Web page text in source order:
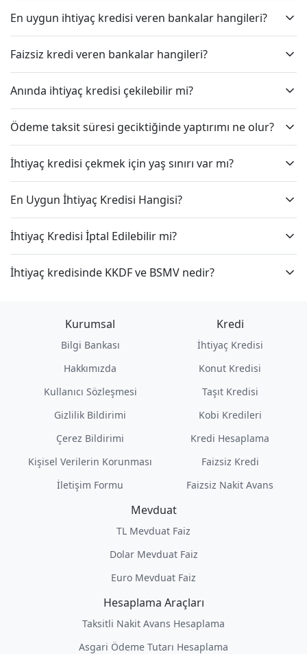
En uygun ihtiyaç kredisi veren bankalar hangileri?
Faizsiz kredi veren bankalar hangileri?
Anında ihtiyaç kredisi çekilebilir mi?
Ödeme taksit süresi geciktiğinde yaptırımı ne olur?
İhtiyaç kredisi çekmek için yaş sınırı var mı?
En Uygun İhtiyaç Kredisi Hangisi?
İhtiyaç Kredisi İptal Edilebilir mi?
İhtiyaç kredisinde KKDF ve BSMV nedir?
Kurumsal
Bilgi Bankası
Hakkımızda
Kullanıcı Sözleşmesi
Gizlilik Bildirimi
Çerez Bildirimi
Kişisel Verilerin Korunması
İletişim Formu
Kredi
İhtiyaç Kredisi
Konut Kredisi
Taşıt Kredisi
Kobi Kredileri
Kredi Hesaplama
Faizsiz Kredi
Faizsiz Nakit Avans
Mevduat
TL Mevduat Faiz
Dolar Mevduat Faiz
Euro Mevduat Faiz
Hesaplama Araçları
Taksitli Nakit Avans Hesaplama
Asgari Ödeme Tutarı Hesaplama